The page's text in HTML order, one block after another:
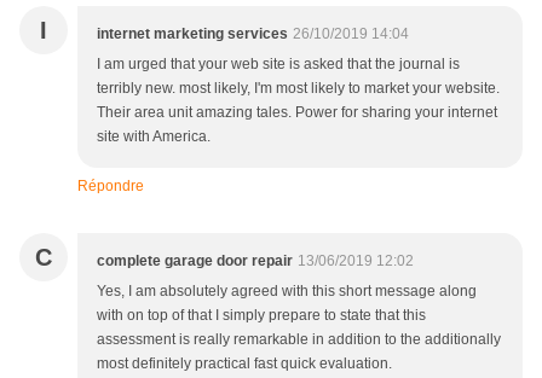
I internet marketing services 26/10/2019 14:04
I am urged that your web site is asked that the journal is
terribly new. most likely, I'm most likely to market your website.
Their area unit amazing tales. Power for sharing your internet
site with America.
Répondre
C complete garage door repair 13/06/2019 12:02
Yes, I am absolutely agreed with this short message along
with on top of that I simply prepare to state that this
assessment is really remarkable in addition to the additionally
most definitely practical fast quick evaluation.